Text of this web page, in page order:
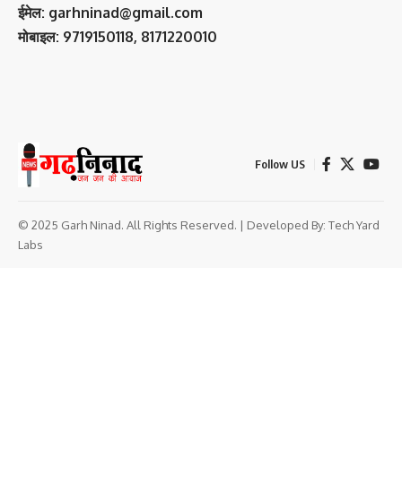
ईमेल: garhninad@gmail.com
मोबाइल: 9719150118, 8171220010
Follow US
© 2025 Garh Ninad. All Rights Reserved. | Developed By: Tech Yard
Labs